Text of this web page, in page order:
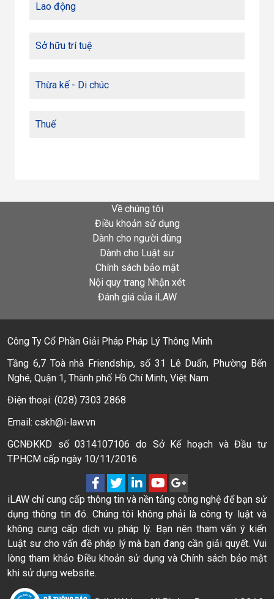
Lao động
Sở hữu trí tuệ
Thừa kế - Di chúc
Thuế
Về chúng tôi
Điều khoản sử dụng
Dành cho người dùng
Dành cho Luật sư
Chính sách bảo mật
Nội quy trang Nhận xét
Đánh giá của iLAW
Công Ty Cổ Phần Giải Pháp Pháp Lý Thông Minh
Tầng 6,7 Toà nhà Friendship, số 31 Lê Duẩn, Phường Bến
Nghé, Quận 1, Thành phố Hồ Chí Minh, Việt Nam
Điện thoại: (028) 7303 2868
Email: cskh@i-law.vn
GCNĐKKD số 0314107106 do Sở Kế hoạch và Đầu tư
TPHCM cấp ngày 10/11/2016
iLAW chỉ cung cấp thông tin và nền tảng công nghệ để bạn sử
dụng thông tin đó. Chúng tôi không phải là công ty luật và
không cung cấp dịch vụ pháp lý. Bạn nên tham vấn ý kiến
Luật sư cho vấn đề pháp lý mà bạn đang cần giải quyết. Vui
lòng tham khảo Điều khoản sử dụng và Chính sách bảo mật
khi sử dụng website.